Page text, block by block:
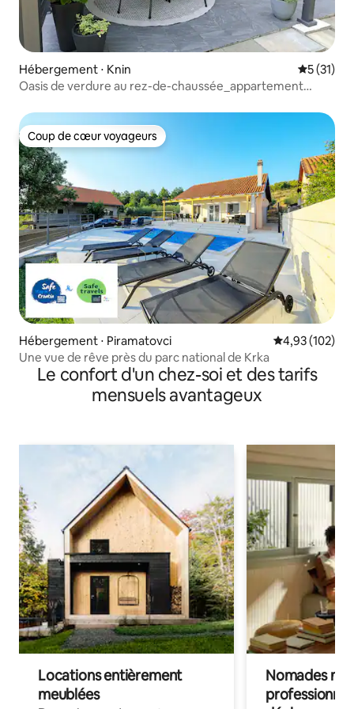
Hébergement ⋅ Knin
5 (31)
Oasis de verdure au rez-de-chaussée_appartement
Coup de cœur voyageurs
Coup de cœur voyageurs
Hébergement ⋅ Piramatovci Évaluation
4,93 (102)
Une vue de rêve près du parc national de Krka
Le confort d'un chez-soi et des tarifs
mensuels avantageux
Locations entièrement
meublées
Nomades